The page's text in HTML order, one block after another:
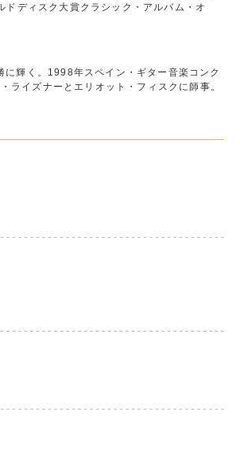
ディスク大賞クラシック・アルバム・オ
輝く。1998年スペイン・ギター音楽コンク
イズナーとエリオット・フィスクに師事。